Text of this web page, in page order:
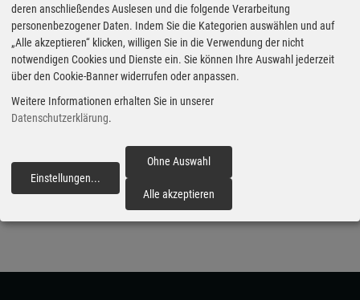
03.06.2026 - Lotus erweitert sein Portfolio um den Eletre X und
führt damit erstmals die neue X-Hybrid-Architektur in Europa ein.
Das System verbindet wie ein Range Extender batterieelektrischen
Antrieb mit einem von einem 2,0-Liter-Turbomotor gespeisten
Generator, der während der Fahrt Energie liefert und so Reichweite
sowie Alltagstauglichkeit erhöht. Mit bis zu 952 PS und 935 Nm
Kombination aus 900-Volt-Technik und 70-kWh-Batterie über 1200
Kilometer Gesamtreichweite ermöglichen, davon bis zu 350 rein
elektrisch. Geladen wird in neun Minuten von 20 auf 80 Prozent.
deren anschließendes Auslesen und die folgende Verarbeitung
personenbezogener Daten. Indem Sie die Kategorien auswählen und auf
„Alle akzeptieren“ klicken, willigen Sie in die Verwendung der nicht
notwendigen Cookies und Dienste ein. Sie können Ihre Auswahl jederzeit
über den Cookie-Banner widerrufen oder anpassen.
Weitere Informationen erhalten Sie in unserer
Datenschutzerklärung.
Einstellungen...
Ohne Auswahl
Alle akzeptieren